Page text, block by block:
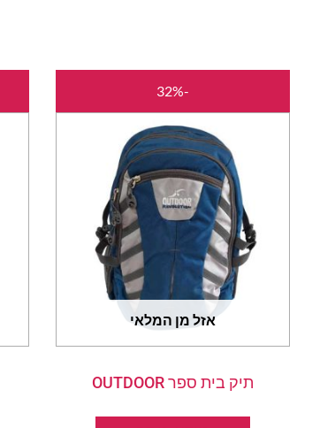
-32%
אזל מן המלאי
תיק בית ספר OUTDOOR
המקורי
היה:
₪220.00.
הוא: